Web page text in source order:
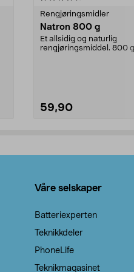
Rengjøringsmidler
Natron 800 g
Et allsidig og naturlig
rengjøringsmiddel. 800
59,90
Våre selskaper
Batteriexperten
Teknikkdeler
PhoneLife
Teknikmagasinet